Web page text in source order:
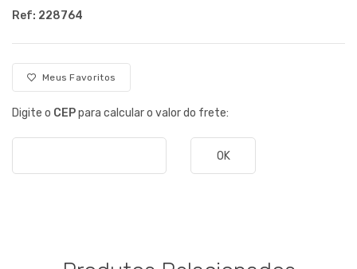
Ref: 228764
Meus Favoritos
Digite o CEPpara calcular o valor do frete:
OK